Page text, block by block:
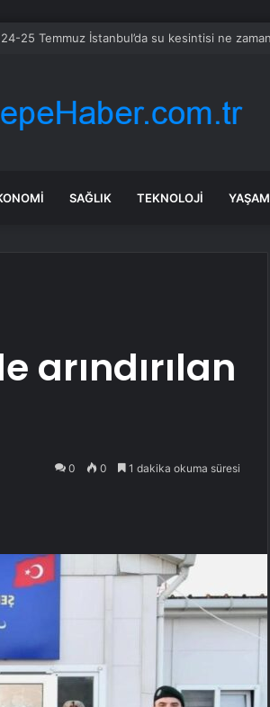
ulaşım hamlesi
SAĞLIK TEKNOLOJI YAŞAM
arındırılan
0 0 1 dakika okuma süresi